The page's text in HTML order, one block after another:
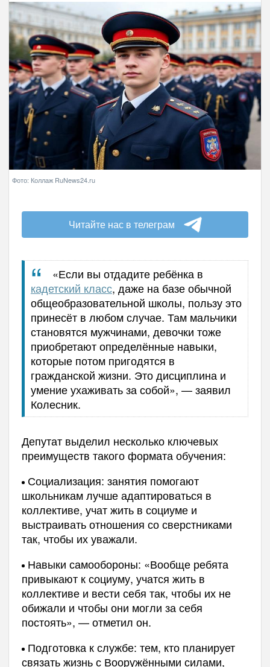
Фото: Коллаж RuNews24.ru
Читайте нас в телеграм
«Если вы отдадите ребёнка в
кадетский класс, даже на базе обычной
общеобразовательной школы, пользу это
принесёт в любом случае. Там мальчики
становятся мужчинами, девочки тоже
приобретают определённые навыки,
которые потом пригодятся в
гражданской жизни. Это дисциплина и
умение ухаживать за собой», — заявил
Колесник.
Депутат выделил несколько ключевых
преимуществ такого формата обучения:
Социализация: занятия помогают
школьникам лучше адаптироваться в
коллективе, учат жить в социуме и
выстраивать отношения со сверстниками
так, чтобы их уважали.
Навыки самообороны: «Вообще ребята
привыкают к социуму, учатся жить в
коллективе и вести себя так, чтобы их не
обижали и чтобы они могли за себя
постоять», — отметил он.
Подготовка к службе: тем, кто планирует
связать жизнь с Вооружёнными силами,